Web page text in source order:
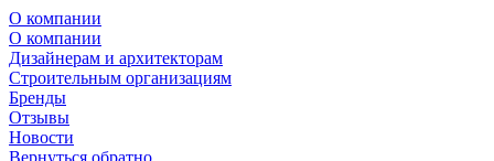
О компании
О компании
Дизайнерам и архитекторам
Строительным организациям
Бренды
Отзывы
Новости
Вернуться обратно